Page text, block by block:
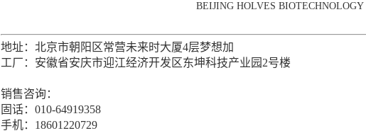
BEIJING HOLVES BIOTECHNOLOGY
地址：北京市朝阳区常营未来时大厦4层梦想加
工厂：安徽省安庆市迎江经济开发区东坤科技产业园2号楼
销售咨询：
固话：010-64919358
手机：18601220729